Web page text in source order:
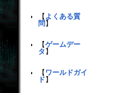
【 よくある質
問】
【ゲームデー
タ】
【ワールドガイ
ド】